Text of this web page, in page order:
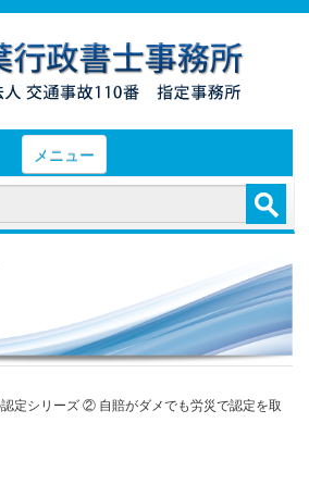
メニュー
実績（初回申請）
実績（異議申立）
定シリーズ ② 自賠がダメでも労災で認定を取